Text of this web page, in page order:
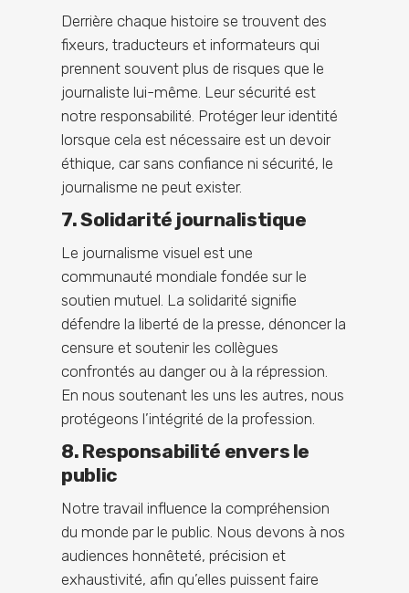
Derrière chaque histoire se trouvent des
fixeurs, traducteurs et informateurs qui
prennent souvent plus de risques que le
journaliste lui-même. Leur sécurité est
notre responsabilité. Protéger leur identité
lorsque cela est nécessaire est un devoir
éthique, car sans confiance ni sécurité, le
journalisme ne peut exister.
7. Solidarité journalistique
Le journalisme visuel est une
communauté mondiale fondée sur le
soutien mutuel. La solidarité signifie
défendre la liberté de la presse, dénoncer la
censure et soutenir les collègues
confrontés au danger ou à la répression.
En nous soutenant les uns les autres, nous
protégeons l’intégrité de la profession.
8. Responsabilité envers le
public
Notre travail influence la compréhension
du monde par le public. Nous devons à nos
audiences honnêteté, précision et
exhaustivité, afin qu’elles puissent faire